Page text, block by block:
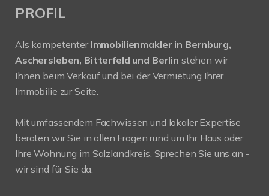
PROFIL
Als kompetenter Immobilienmakler in Bernburg,
Aschersleben, Bitterfeld und Berlin stehen wir
Ihnen beim Verkauf und bei der Vermietung Ihrer
Immobilie zur Seite.
Mit umfassendem Fachwissen und lokaler Expertise
beraten wir Sie in allen Fragen rund um Ihr Haus oder
Ihre Wohnung im Salzlandkreis. Sprechen Sie uns an -
wir sind für Sie da.